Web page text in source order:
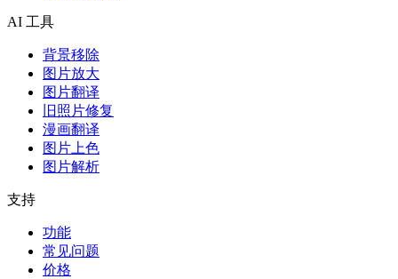
AI 工具
背景移除
图片放大
图片翻译
旧照片修复
漫画翻译
图片上色
图片解析
支持
功能
常见问题
价格